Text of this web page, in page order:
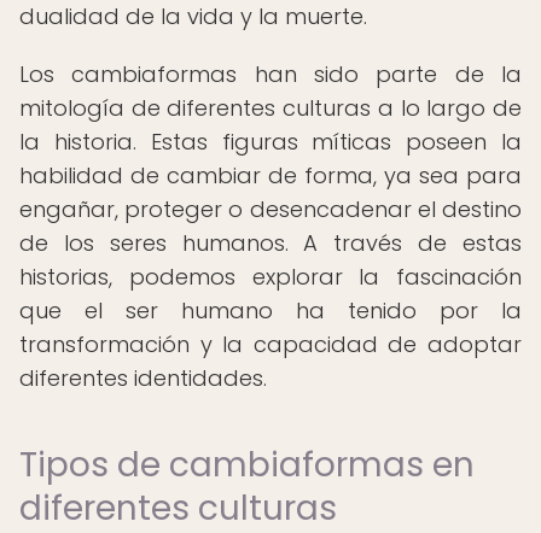
dualidad de la vida y la muerte.
Los cambiaformas han sido parte de la
mitología de diferentes culturas a lo largo de
la historia. Estas figuras míticas poseen la
habilidad de cambiar de forma, ya sea para
engañar, proteger o desencadenar el destino
de los seres humanos. A través de estas
historias, podemos explorar la fascinación
que el ser humano ha tenido por la
transformación y la capacidad de adoptar
diferentes identidades.
Tipos de cambiaformas en
diferentes culturas